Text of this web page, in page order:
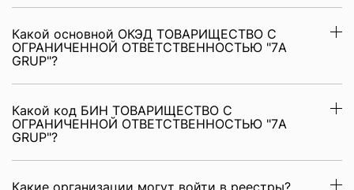
Какой основной ОКЭД ТОВАРИЩЕСТВО С
ОГРАНИЧЕННОЙ ОТВЕТСТВЕННОСТЬЮ "7A
GRUP"?
Какой код БИН ТОВАРИЩЕСТВО С
ОГРАНИЧЕННОЙ ОТВЕТСТВЕННОСТЬЮ "7A
GRUP"?
Какие организации могут войти в реестры?